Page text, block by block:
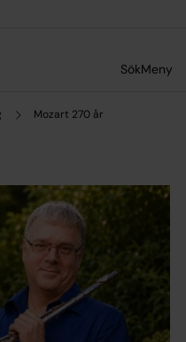
SökMeny
Mozart 270 år